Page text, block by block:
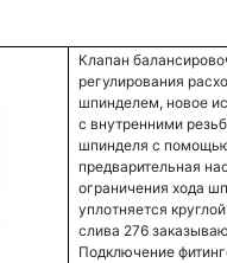
Клапан
регулирования
шпинделем, новое
с внутренними
шпинделя с
предварительная
ограничения хода
уплотняется
слива 276
Подключение